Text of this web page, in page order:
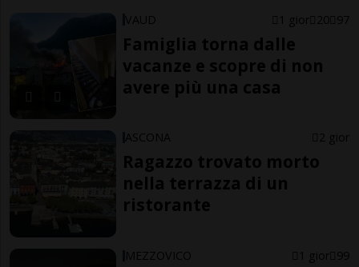
VAUD 1 gior 20 97
Famiglia torna dalle
vacanze e scopre di non
avere più una casa
ASCONA 2 gior
Ragazzo trovato morto
nella terrazza di un
ristorante
MEZZOVICO 1 gior 99